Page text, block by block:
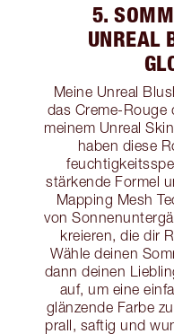
5.
UNREAL
Meine Unreal
das Creme-Rouge
meinem Unreal
haben diese
stärkende Formel
Mapping Mesh
von
kreieren, die dir
Wähle deinen
dann deinen
auf, um eine
glänzende Farbe
prall, saftig und